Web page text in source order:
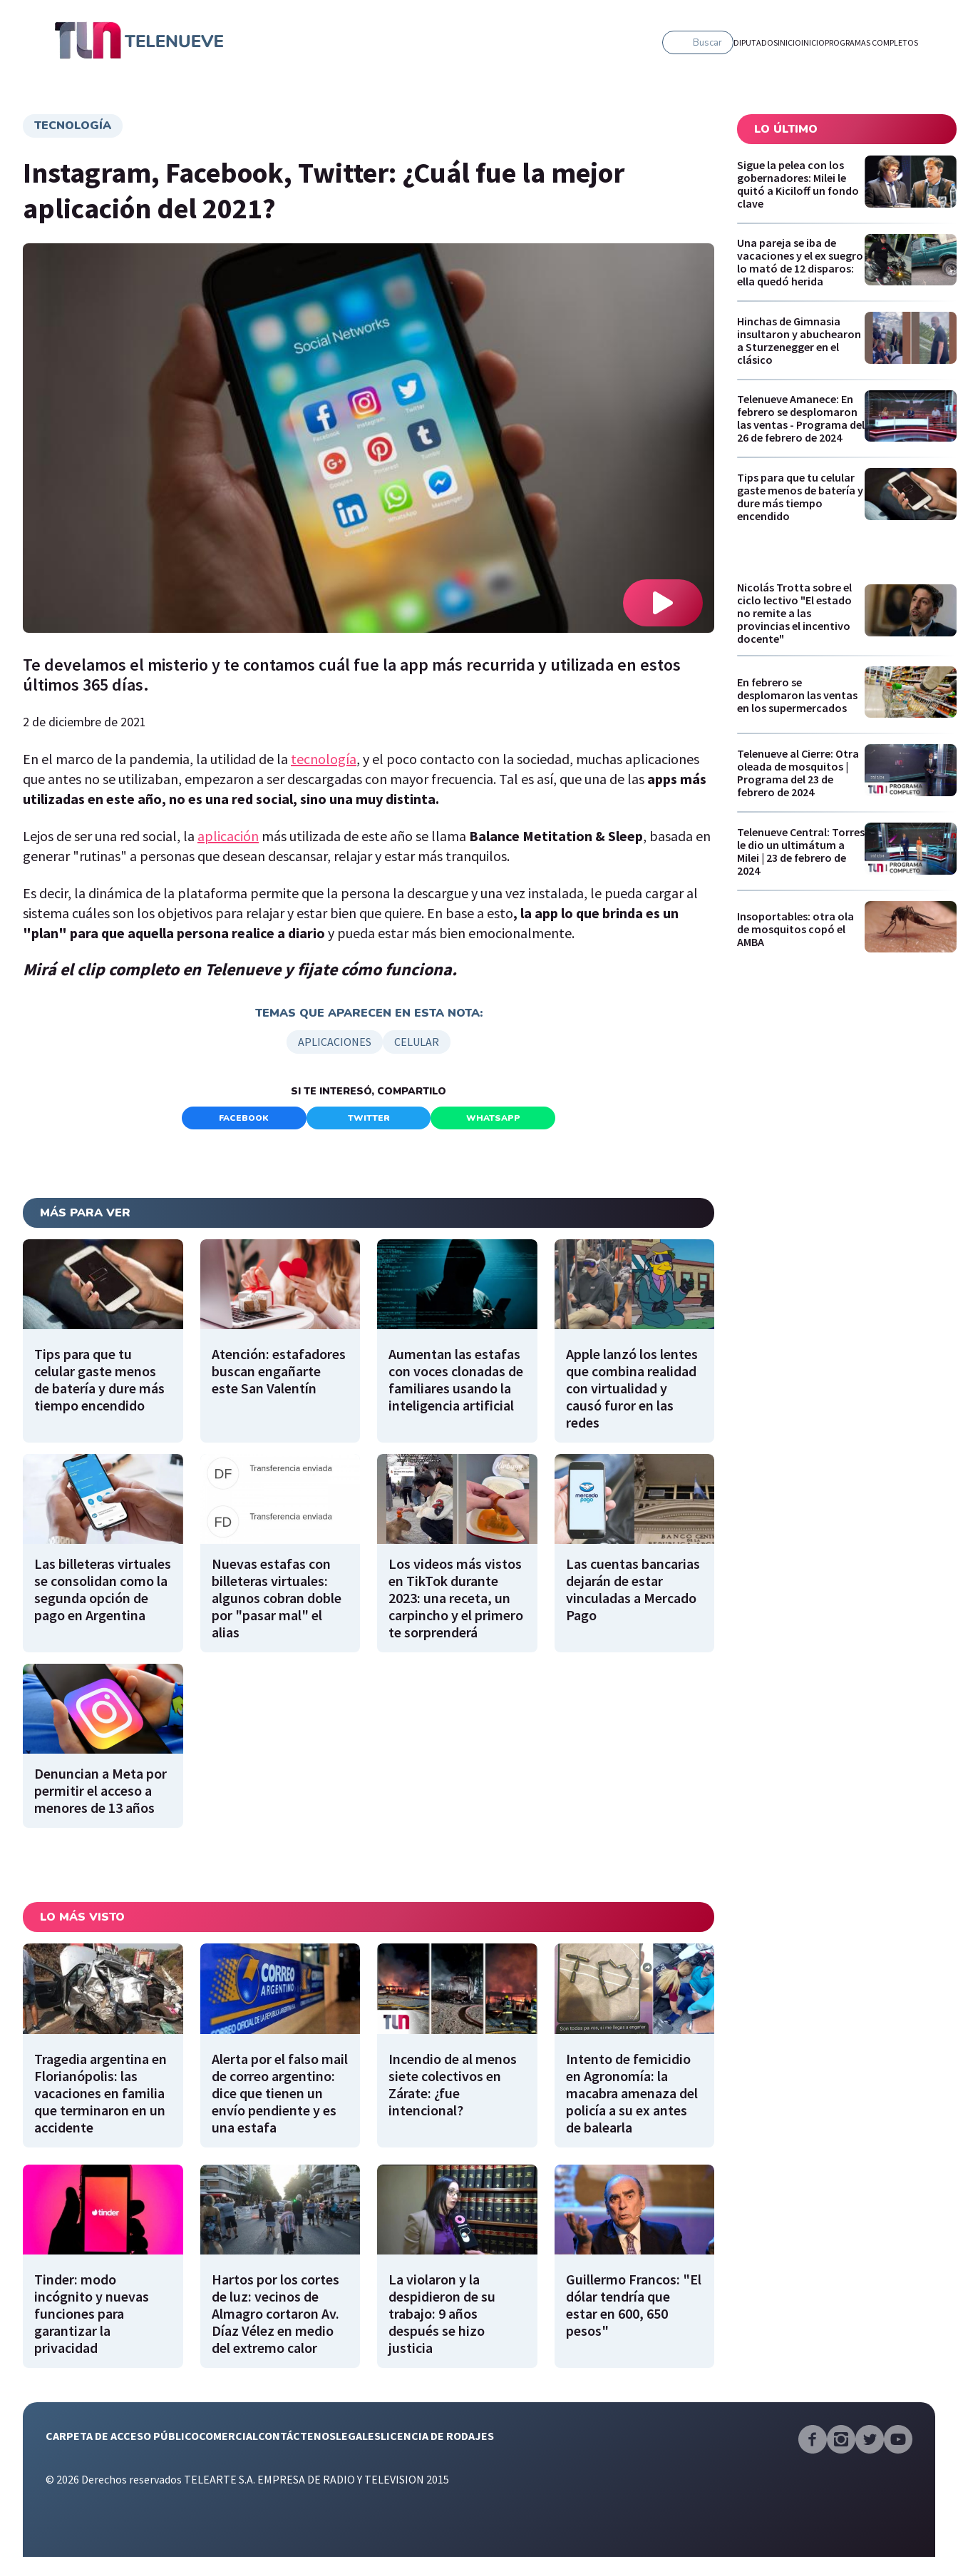
Buscar DIPUTADOSINICIOINICIOPROGRAMAS COMPLETOS
TECNOLOGÍA
Instagram, Facebook, Twitter: ¿Cuál fue la mejor
aplicación del 2021?
Te develamos el misterio y te contamos cuál fue la app más recurrida y utilizada en estos
últimos 365 días.
2 de diciembre de 2021
En el marco de la pandemia, la utilidad de la tecnología, y el poco contacto con la sociedad, muchas aplicaciones
que antes no se utilizaban, empezaron a ser descargadas con mayor frecuencia. Tal es así, que una de las apps más
utilizadas en este año, no es una red social, sino una muy distinta.
Lejos de ser una red social, la aplicación más utilizada de este año se llama Balance Metitation & Sleep, basada en
generar "rutinas" a personas que desean descansar, relajar y estar más tranquilos.
Es decir, la dinámica de la plataforma permite que la persona la descargue y una vez instalada, le pueda cargar al
sistema cuáles son los objetivos para relajar y estar bien que quiere. En base a esto, la app lo que brinda es un
"plan" para que aquella persona realice a diario y pueda estar más bien emocionalmente.
Mirá el clip completo en Telenueve y fijate cómo funciona.
TEMAS QUE APARECEN EN ESTA NOTA:
APLICACIONES CELULAR
SI TE INTERESÓ, COMPARTILO
FACEBOOK TWITTER WHATSAPP
MÁS PARA VER
Tips para que tu
celular gaste menos
de batería y dure más
tiempo encendido
Atención: estafadores
buscan engañarte
este San Valentín
Aumentan las estafas
con voces clonadas de
familiares usando la
inteligencia artificial
Apple lanzó los lentes
que combina realidad
con virtualidad y
causó furor en las
redes
Las billeteras virtuales
se consolidan como la
segunda opción de
pago en Argentina
Nuevas estafas con
billeteras virtuales:
algunos cobran doble
por "pasar mal" el
alias
Los videos más vistos
en TikTok durante
2023: una receta, un
carpincho y el primero
te sorprenderá
Las cuentas bancarias
dejarán de estar
vinculadas a Mercado
Pago
Denuncian a Meta por
permitir el acceso a
menores de 13 años
LO MÁS VISTO
Tragedia argentina en
Florianópolis: las
vacaciones en familia
que terminaron en un
accidente
Alerta por el falso mail
de correo argentino:
dice que tienen un
envío pendiente y es
una estafa
Incendio de al menos
siete colectivos en
Zárate: ¿fue
intencional?
Intento de femicidio
en Agronomía: la
macabra amenaza del
policía a su ex antes
de balearla
Tinder: modo
incógnito y nuevas
funciones para
garantizar la
privacidad
Hartos por los cortes
de luz: vecinos de
Almagro cortaron Av.
Díaz Vélez en medio
del extremo calor
La violaron y la
despidieron de su
trabajo: 9 años
después se hizo
justicia
Guillermo Francos: "El
dólar tendría que
estar en 600, 650
pesos"
LO ÚLTIMO
Sigue la pelea con los
gobernadores: Milei le
quitó a Kiciloff un fondo
clave
Una pareja se iba de
vacaciones y el ex suegro
lo mató de 12 disparos:
ella quedó herida
Hinchas de Gimnasia
insultaron y abuchearon
a Sturzenegger en el
clásico
Telenueve Amanece: En
febrero se desplomaron
las ventas - Programa del
26 de febrero de 2024
Tips para que tu celular
gaste menos de batería y
dure más tiempo
encendido
Nicolás Trotta sobre el
ciclo lectivo "El estado
no remite a las
provincias el incentivo
docente"
En febrero se
desplomaron las ventas
en los supermercados
Telenueve al Cierre: Otra
oleada de mosquitos |
Programa del 23 de
febrero de 2024
Telenueve Central: Torres
le dio un ultimátum a
Milei | 23 de febrero de
2024
Insoportables: otra ola
de mosquitos copó el
AMBA
CARPETA DE ACCESO PÚBLICOCOMERCIALCONTÁCTENOSLEGALESLICENCIA DE RODAJES
© 2026 Derechos reservados TELEARTE S.A. EMPRESA DE RADIO Y TELEVISION 2015